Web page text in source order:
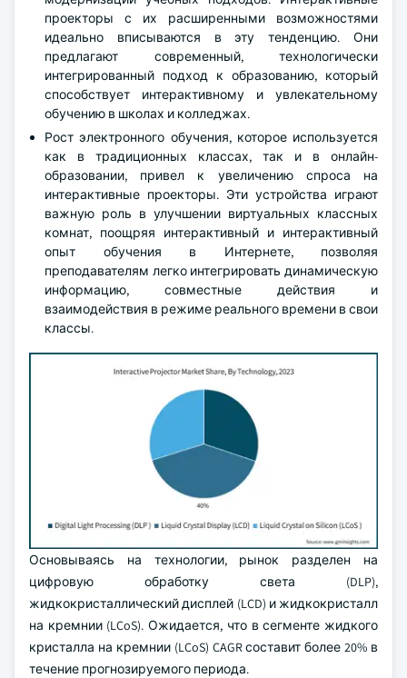
проекторы с их расширенными возможностями
идеально вписываются в эту тенденцию. Они
предлагают современный, технологически
интегрированный подход к образованию, который
способствует интерактивному и увлекательному
обучению в школах и колледжах.
Рост электронного обучения, которое используется
как в традиционных классах, так и в онлайн-
образовании, привел к увеличению спроса на
интерактивные проекторы. Эти устройства играют
важную роль в улучшении виртуальных классных
комнат, поощряя интерактивный и интерактивный
опыт обучения в Интернете, позволяя
преподавателям легко интегрировать динамическую
информацию, совместные действия и
взаимодействия в режиме реального времени в свои
классы.
Основываясь на технологии, рынок разделен на
цифровую обработку света (DLP),
жидкокристаллический дисплей (LCD) и жидкокристалл
на кремнии (LCoS). Ожидается, что в сегменте жидкого
кристалла на кремнии (LCoS) CAGR составит более 20% в
течение прогнозируемого периода.